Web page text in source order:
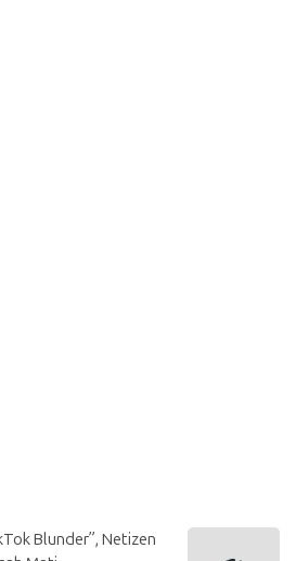
Blunder”, Netizen